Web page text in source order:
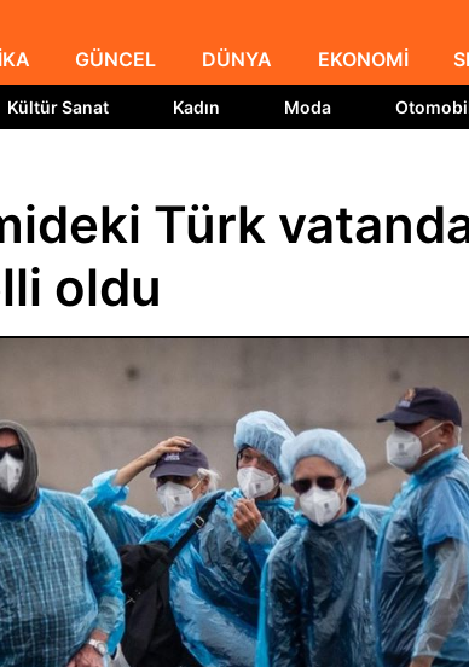
GÜNCEL DÜNYA EKONOMİ
Kültür Sanat Kadın Moda
Türk
oldu